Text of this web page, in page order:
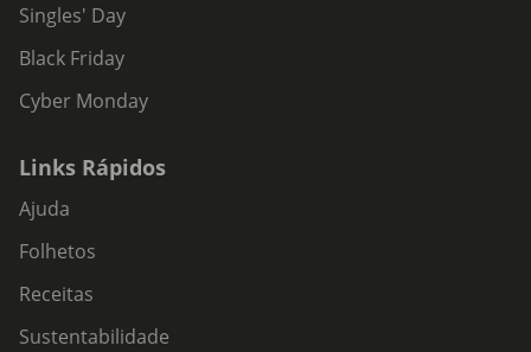
Singles' Day
Black Friday
Cyber Monday
Links Rápidos
Ajuda
Folhetos
Receitas
Sustentabilidade